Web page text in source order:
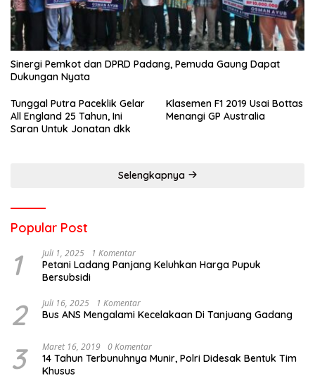
Sinergi Pemkot dan DPRD Padang, Pemuda Gaung Dapat
Dukungan Nyata
Tunggal Putra Paceklik Gelar
All England 25 Tahun, Ini
Saran Untuk Jonatan dkk
Klasemen F1 2019 Usai Bottas
Menangi GP Australia
Selengkapnya
Popular Post
1 Juli 1, 2025 1 Komentar
Petani Ladang Panjang Keluhkan Harga Pupuk
Bersubsidi
2 Juli 16, 2025 1 Komentar
Bus ANS Mengalami Kecelakaan Di Tanjuang Gadang
3 Maret 16, 2019 0 Komentar
14 Tahun Terbunuhnya Munir, Polri Didesak Bentuk Tim
Khusus